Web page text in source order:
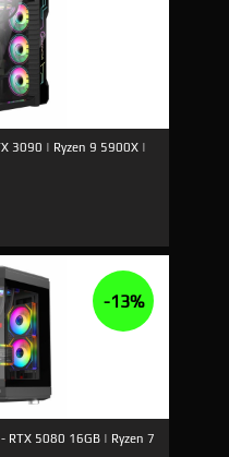
3090 | Ryzen 9 5900X |
RTX 5080 16GB | Ryzen 7
-13%